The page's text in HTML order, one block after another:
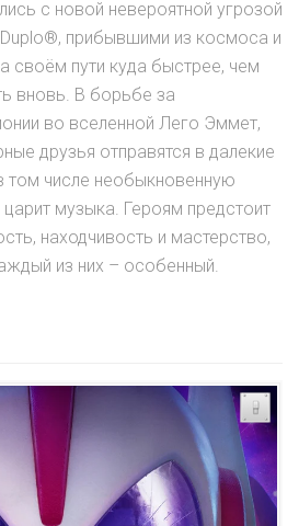
с новой невероятной угрозой
прибывшими из космоса и
своём пути куда быстрее, чем
вновь. В борьбе за
во вселенной Лего Эммет,
друзья отправятся в далекие
том числе необыкновенную
царит музыка. Героям предстоит
находчивость и мастерство,
из них – особенный.